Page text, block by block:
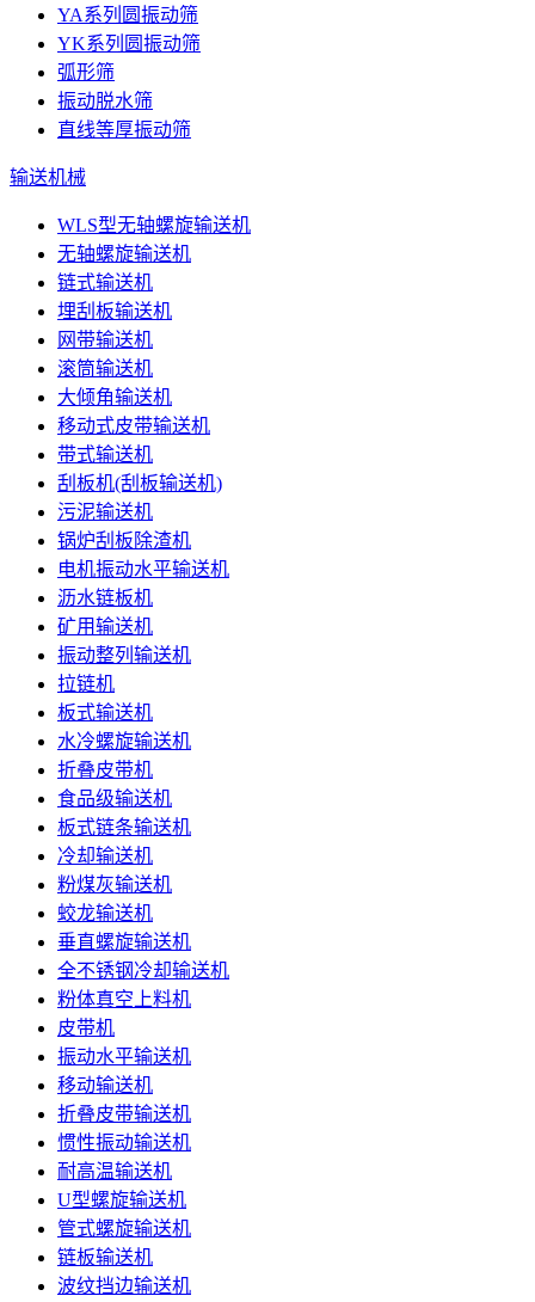
YA系列圆振动筛
YK系列圆振动筛
弧形筛
振动脱水筛
直线等厚振动筛
输送机械
WLS型无轴螺旋输送机
无轴螺旋输送机
链式输送机
埋刮板输送机
网带输送机
滚筒输送机
大倾角输送机
移动式皮带输送机
带式输送机
刮板机(刮板输送机)
污泥输送机
锅炉刮板除渣机
电机振动水平输送机
沥水链板机
矿用输送机
振动整列输送机
拉链机
板式输送机
水冷螺旋输送机
折叠皮带机
食品级输送机
板式链条输送机
冷却输送机
粉煤灰输送机
蛟龙输送机
垂直螺旋输送机
全不锈钢冷却输送机
粉体真空上料机
皮带机
振动水平输送机
移动输送机
折叠皮带输送机
惯性振动输送机
耐高温输送机
U型螺旋输送机
管式螺旋输送机
链板输送机
波纹挡边输送机